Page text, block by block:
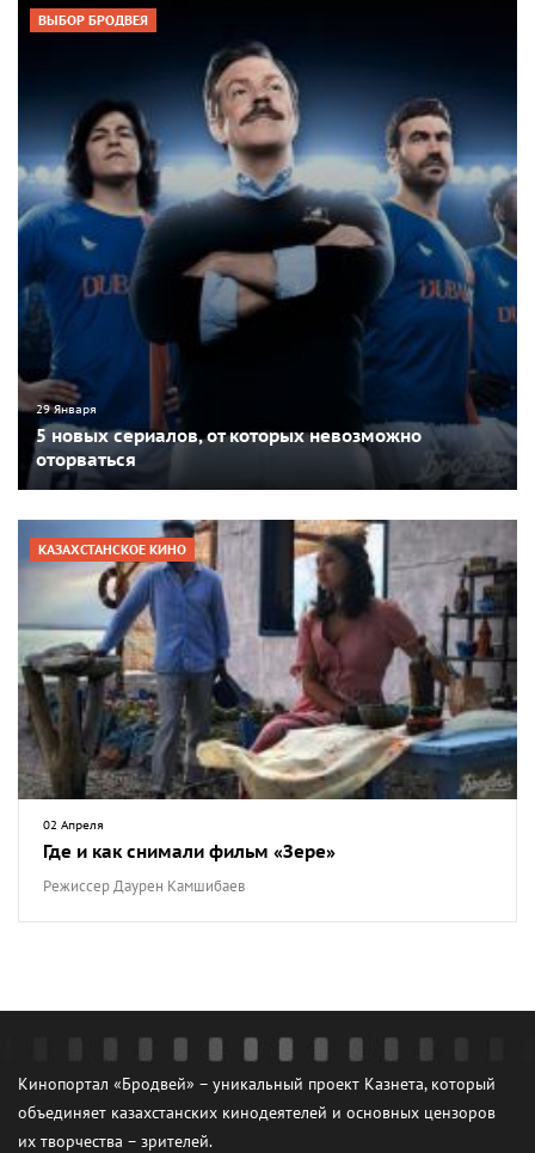
ВЫБОР БРОДВЕЯ
29 Января
5 новых сериалов, от которых невозможно
оторваться
КАЗАХСТАНСКОЕ КИНО
02 Апреля
Где и как снимали фильм «Зере»
Режиссер Даурен Камшибаев
Кинопортал «Бродвей» – уникальный проект Казнета, который
объединяет казахстанских кинодеятелей и основных цензоров
их творчества – зрителей.